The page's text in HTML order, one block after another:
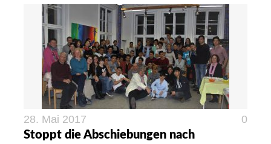
28. Mai 2017
0
Stoppt die Abschiebungen nach